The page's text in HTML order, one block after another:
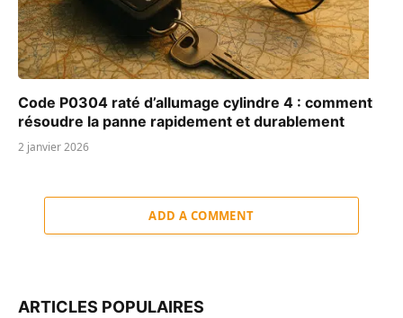
Code P0304 raté d’allumage cylindre 4 : comment
résoudre la panne rapidement et durablement
2 janvier 2026
ADD A COMMENT
ARTICLES POPULAIRES